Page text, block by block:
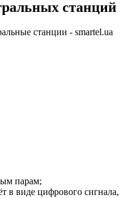
станций
парам;
в виде цифрового сигнала,